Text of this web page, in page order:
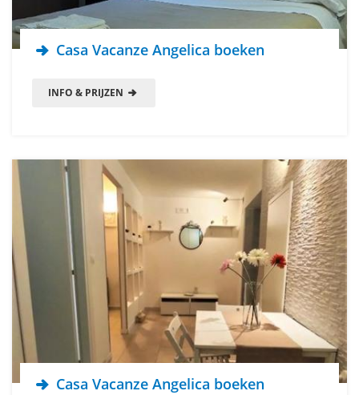
Casa Vacanze Angelica boeken
INFO & PRIJZEN
Casa Vacanze Angelica boeken